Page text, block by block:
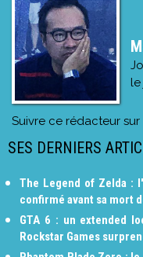
le
Suivre ce rédacteur sur
SES DERNIERS
The Legend of Zelda :
confirmé avant sa mort
GTA 6 : un extended
Rockstar Games